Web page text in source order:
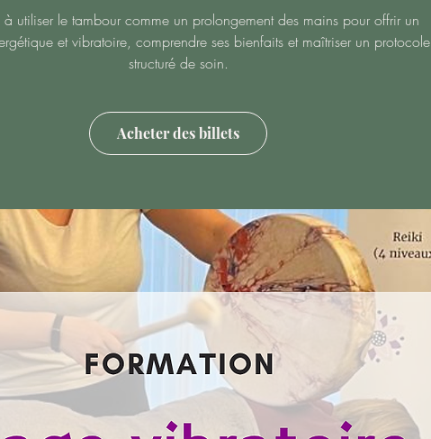
utiliser le tambour comme un prolongement des mains pour offrir un
et vibratoire, comprendre ses bienfaits et maîtriser un protocole
structuré de soin.
Acheter des billets